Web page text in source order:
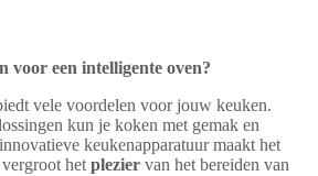
voor een intelligente oven?
vele voordelen voor jouw keuken.
kun je koken met gemak en
keukenapparatuur maakt het
het plezier van het bereiden van